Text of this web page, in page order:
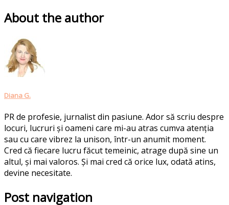
About the author
Diana G.
PR de profesie, jurnalist din pasiune. Ador să scriu despre
locuri, lucruri și oameni care mi-au atras cumva atenția
sau cu care vibrez la unison, într-un anumit moment.
Cred că fiecare lucru făcut temeinic, atrage după sine un
altul, și mai valoros. Și mai cred că orice lux, odată atins,
devine necesitate.
Post navigation